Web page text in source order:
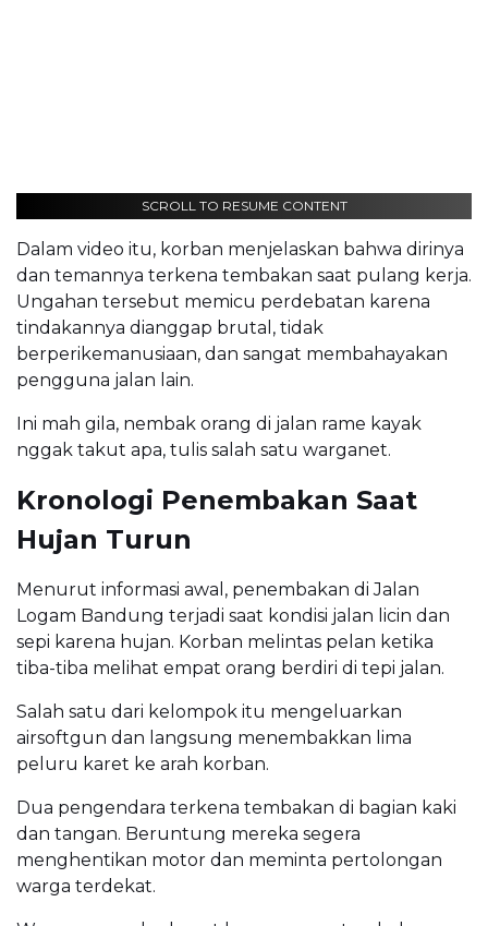
SCROLL TO RESUME CONTENT
Dalam video itu, korban menjelaskan bahwa dirinya
dan temannya terkena tembakan saat pulang kerja.
Ungahan tersebut memicu perdebatan karena
tindakannya dianggap brutal, tidak
berperikemanusiaan, dan sangat membahayakan
pengguna jalan lain.
Ini mah gila, nembak orang di jalan rame kayak
nggak takut apa, tulis salah satu warganet.
Kronologi Penembakan Saat
Hujan Turun
Menurut informasi awal, penembakan di Jalan
Logam Bandung terjadi saat kondisi jalan licin dan
sepi karena hujan. Korban melintas pelan ketika
tiba-tiba melihat empat orang berdiri di tepi jalan.
Salah satu dari kelompok itu mengeluarkan
airsoftgun dan langsung menembakkan lima
peluru karet ke arah korban.
Dua pengendara terkena tembakan di bagian kaki
dan tangan. Beruntung mereka segera
menghentikan motor dan meminta pertolongan
warga terdekat.